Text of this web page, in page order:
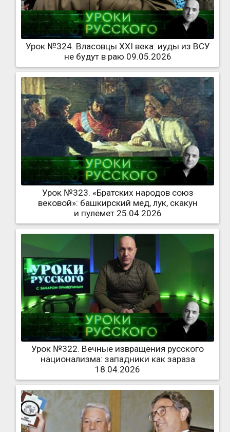
Урок №324. Власовцы XXI века: иуды из ВСУ
не будут в раю 09.05.2026
Урок №323. «Братских народов союз
вековой»: башкирский мед, лук, скакун
и пулемет 25.04.2026
Урок №322. Вечные извращения русского
национализма: западники как зараза
18.04.2026